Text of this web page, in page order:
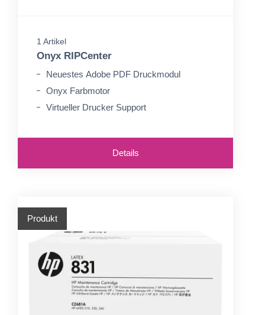
1 Artikel
Onyx RIPCenter
Neuestes Adobe PDF Druckmodul
Onyx Farbmotor
Virtueller Drucker Support
Details
Produkt